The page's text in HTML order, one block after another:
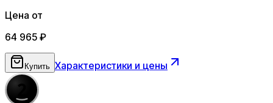
Цена от
64 965 ₽
Купить Характеристики и цены
2